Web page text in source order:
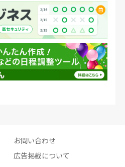
お問い合わせ
広告掲載について